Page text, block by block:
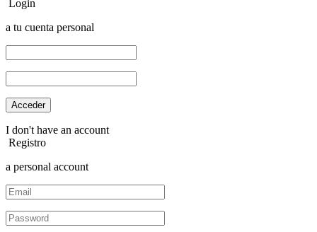
Login
a tu cuenta personal
I don't have an account
Registro
a personal account